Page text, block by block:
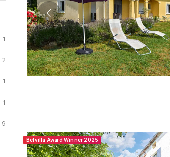
1
2
1
1
9
Belvilla Award Winner 2025